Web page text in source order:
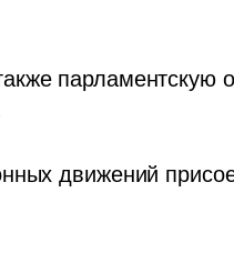
парламентскую
движений